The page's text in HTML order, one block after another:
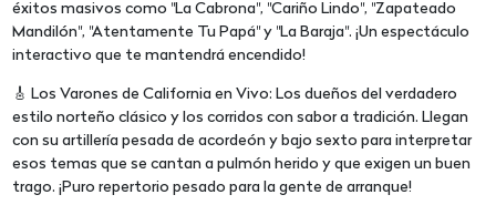
éxitos masivos como "La Cabrona", "Cariño Lindo", "Zapateado
Mandilón", "Atentamente Tu Papá" y "La Baraja". ¡Un espectáculo
interactivo que te mantendrá encendido!
🎸 Los Varones de California en Vivo: Los dueños del verdadero
estilo norteño clásico y los corridos con sabor a tradición. Llegan
con su artillería pesada de acordeón y bajo sexto para interpretar
esos temas que se cantan a pulmón herido y que exigen un buen
trago. ¡Puro repertorio pesado para la gente de arranque!